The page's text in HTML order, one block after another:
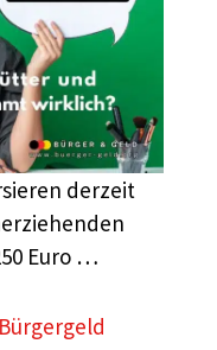
derzeit
Euro …
Bürgergeld